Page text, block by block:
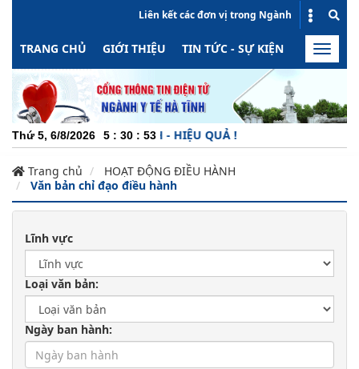
Liên kết các đơn vị trong Ngành
TRANG CHỦ GIỚI THIỆU TIN TỨC - SỰ KIỆN HOẠT
Toggle
Thứ 5, 6/8/2026 5 : 30 : 54
ĐỘNG - MINH BẠCH - HIỆU QUẢ !
Trang chủ
HOẠT ĐỘNG ĐIỀU HÀNH
Văn bản chỉ đạo điều hành
Lĩnh vực
Loại văn bản:
Ngày ban hành: